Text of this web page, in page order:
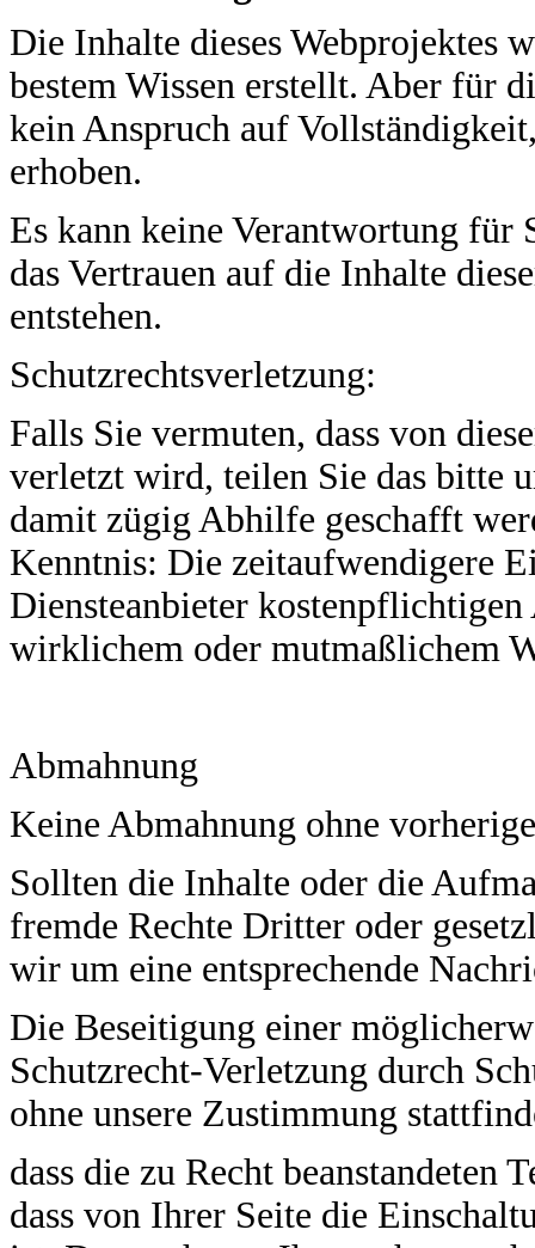
Die Inhalte dieses Webprojektes
bestem Wissen erstellt. Aber für
kein Anspruch auf
erhoben.
Es kann keine Verantwortung für
das Vertrauen auf die Inhalte
entstehen.
Schutzrechtsverletzung:
Falls Sie vermuten, dass von
verletzt wird, teilen Sie das bitte
damit zügig Abhilfe geschafft
Kenntnis: Die zeitaufwendigere
Diensteanbieter
wirklichem oder mutmaßlichem
Abmahnung
Keine Abmahnung ohne
Sollten die Inhalte oder die
fremde Rechte Dritter oder
wir um eine entsprechende
Die Beseitigung einer
Schutzrecht-Verletzung durch
ohne unsere Zustimmung
dass die zu Recht beanstandeten
dass von Ihrer Seite die